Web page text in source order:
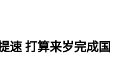
速 打算来岁完成国